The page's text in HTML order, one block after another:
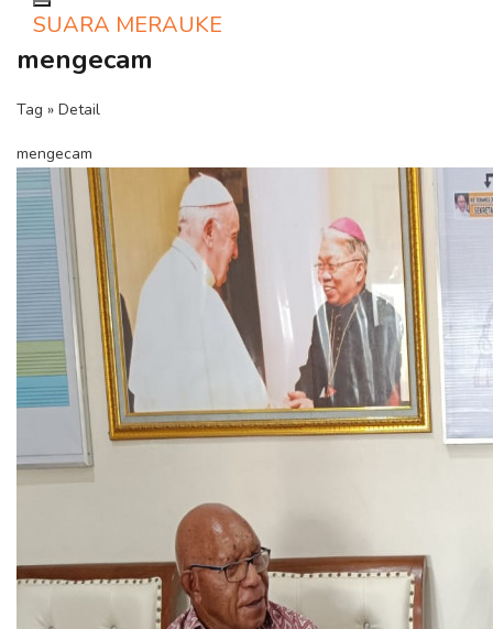
Toggle navigation
SUARA MERAUKE
mengecam
Tag » Detail
mengecam